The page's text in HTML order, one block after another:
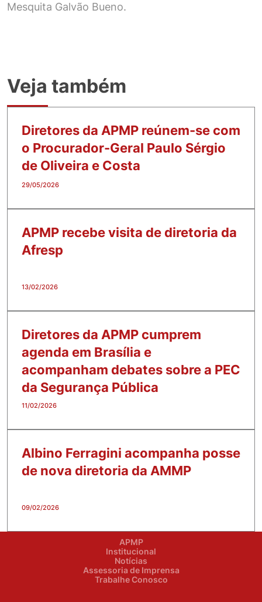
Mesquita Galvão Bueno.
Veja também
Diretores da APMP reúnem-se com
o Procurador-Geral Paulo Sérgio
de Oliveira e Costa
29/05/2026
APMP recebe visita de diretoria da
Afresp
13/02/2026
Diretores da APMP cumprem
agenda em Brasília e
acompanham debates sobre a PEC
da Segurança Pública
11/02/2026
Albino Ferragini acompanha posse
de nova diretoria da AMMP
09/02/2026
APMP
Institucional
Notícias
Assessoria de Imprensa
Trabalhe Conosco